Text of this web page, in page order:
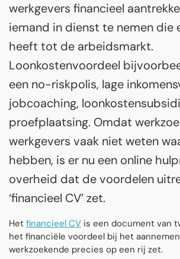
werkgevers financieel
iemand in dienst te nemen die
heeft tot de arbeidsmarkt.
Loonkostenvoordeel
een no-riskpolis, lage
jobcoaching,
proefplaatsing. Omdat
werkgevers vaak niet weten
hebben, is er nu een online
overheid dat de voordelen
‘financieel CV’ zet.
Het financieel CV is een document van
het financiële voordeel bij het
werkzoekende precies op een rij zet.